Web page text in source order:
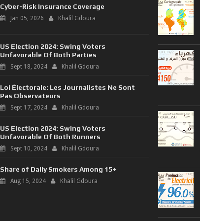
Cyber-Risk Insurance Coverage
Jan 05, 2026 Khalil Gdoura
US Election 2024: Swing Voters
Unfavorable Of Both Parties
Sept 18, 2024 Khalil Gdoura
Loi Électorale: Les Journalistes Ne Sont
Pas Observateurs
Sept 17, 2024 Khalil Gdoura
US Election 2024: Swing Voters
Unfavorable Of Both Runners
Sept 10, 2024 Khalil Gdoura
Share of Daily Smokers Among 15+
Aug 15, 2024 Khalil Gdoura